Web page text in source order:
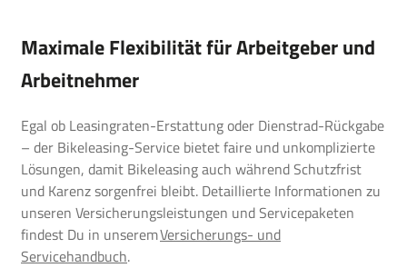
Maximale Flexibilität für Arbeitgeber und
Arbeitnehmer
Egal ob Leasingraten-Erstattung oder Dienstrad-Rückgabe
– der Bikeleasing-Service bietet faire und unkomplizierte
Lösungen, damit Bikeleasing auch während Schutzfrist
und Karenz sorgenfrei bleibt. Detaillierte Informationen zu
unseren Versicherungsleistungen und Servicepaketen
findest Du in unseremVersicherungs- und
Servicehandbuch.